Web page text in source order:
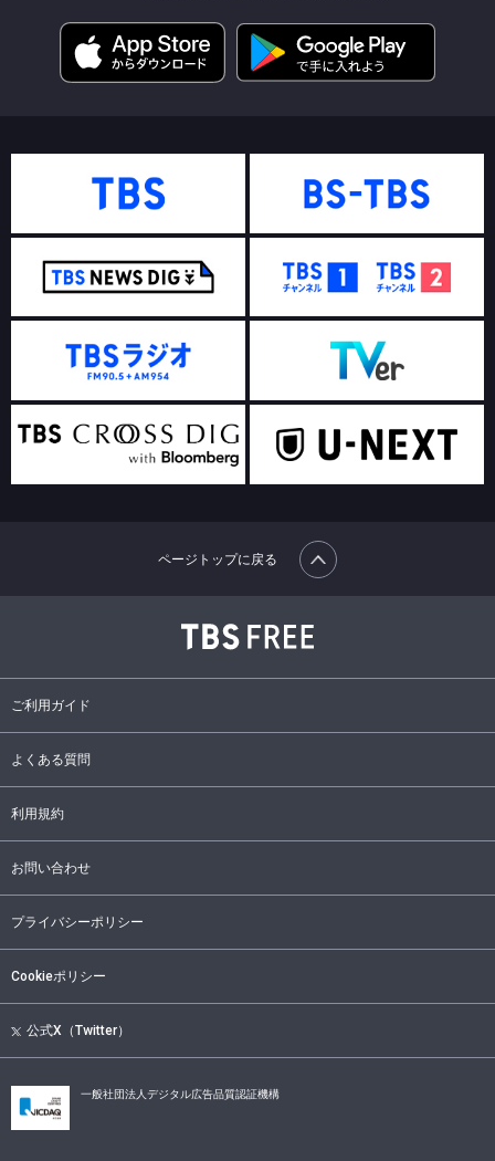
ご利用ガイド
よくある質問
利用規約
お問い合わせ
プライバシーポリシー
Cookieポリシー
公式X（Twitter）
ページトップに戻る
一般社団法人デジタル広告品質認証機構